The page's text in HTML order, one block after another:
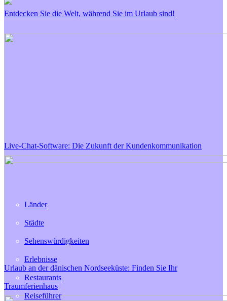
Entdecken Sie die Welt, während Sie im Urlaub sind!
Live-Chat-Software: Die Zukunft der Kundenkommunikation
Urlaub an der dänischen Nordseeküste: Finden Sie Ihr
Traumferienhaus
Länder
Städte
Sehenswürdigkeiten
Erlebnisse
Restaurants
Reiseführer